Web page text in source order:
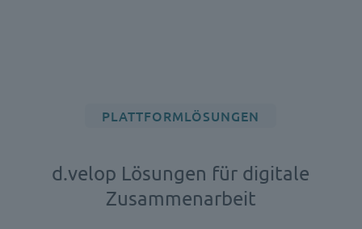
PLATTFORMLÖSUNGEN
d.velop Lösungen für digitale
Zusammenarbeit